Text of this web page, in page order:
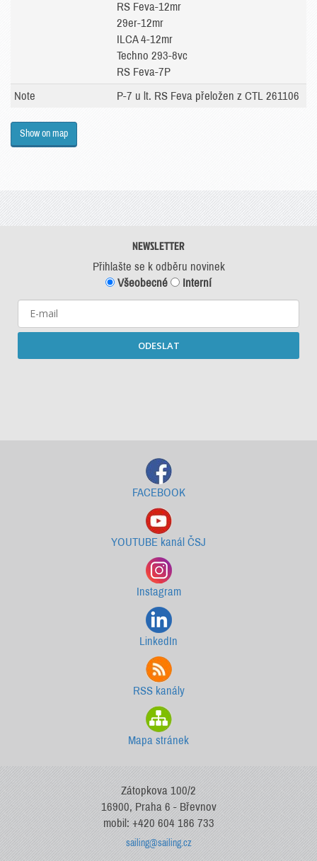
RS Feva-12mr
29er-12mr
ILCA 4-12mr
Techno 293-8vc
RS Feva-7P
Note
P-7 u lt. RS Feva přeložen z CTL 261106
Show on map
NEWSLETTER
Přihlašte se k odběru novinek
Všeobecné
Interní
ODESLAT
FACEBOOK
YOUTUBE kanál ČSJ
Instagram
LinkedIn
RSS kanály
Mapa stránek
Zátopkova 100/2
16900, Praha 6 - Břevnov
mobil: +420 604 186 733
sailing@sailing.cz